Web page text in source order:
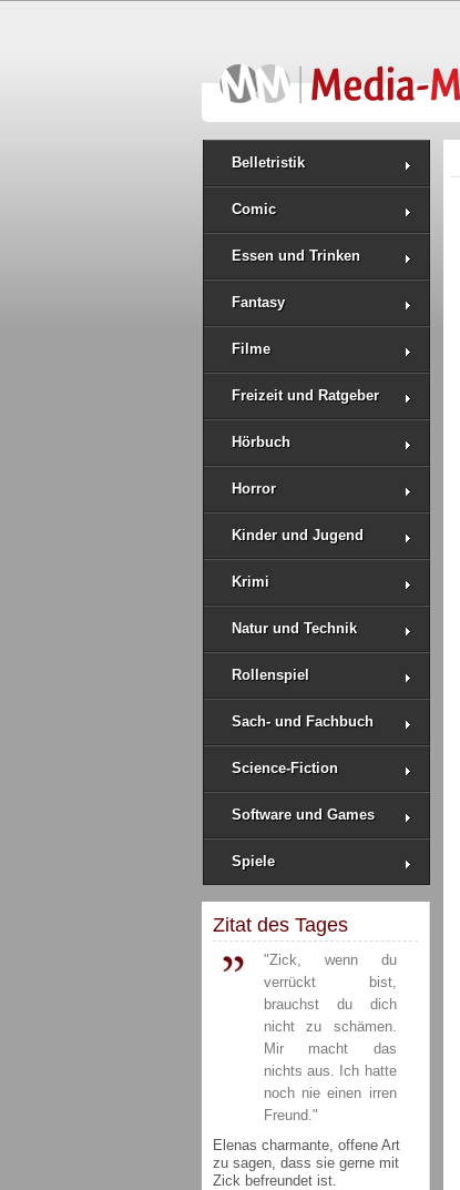
Belletristik
Comic
Essen und Trinken
Fantasy
Filme
Freizeit und Ratgeber
Hörbuch
Horror
Kinder und Jugend
Krimi
Natur und Technik
Rollenspiel
Sach- und Fachbuch
Science-Fiction
Software und Games
Spiele
Zitat des Tages
"Zick, wenn du
verrückt bist,
brauchst du dich
nicht zu schämen.
Mir macht das
nichts aus. Ich hatte
noch nie einen irren
Freund."
Elenas charmante, offene Art
zu sagen, dass sie gerne mit
Zick befreundet ist.